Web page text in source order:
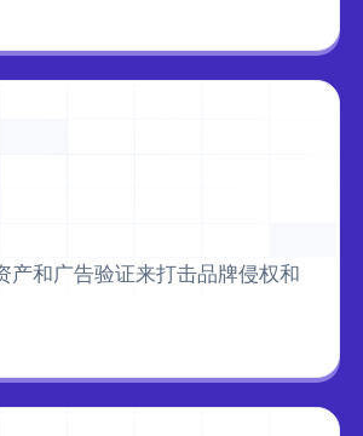
产和广告验证来打击品牌侵权和